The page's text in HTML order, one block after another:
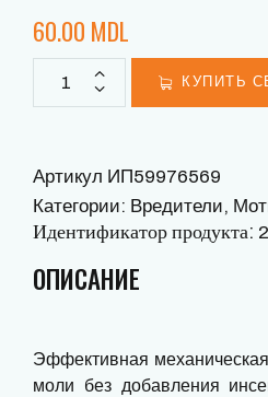
60.00 MDL
КУПИТЬ
Артикул ИП59976569
Категории: Вредители,
Идентификатор продукта:
ОПИСАНИЕ
Эффективная
моли без добавления